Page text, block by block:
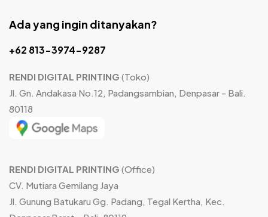
Ada yang ingin ditanyakan?
+62 813-3974-9287
RENDI DIGITAL PRINTING (Toko)
Jl. Gn. Andakasa No.12, Padangsambian, Denpasar - Bali.
80118
RENDI DIGITAL PRINTING (Office)
CV. Mutiara Gemilang Jaya
Jl. Gunung Batukaru Gg. Padang, Tegal Kertha, Kec.